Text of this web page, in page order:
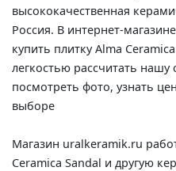
высококачественная
Россия. В интернет-
купить плитку Alma
легкостью рассчитать нашу
посмотреть фото, узнать
выборе
Магазин uralkeramik.ru
Ceramica Sandal и другую